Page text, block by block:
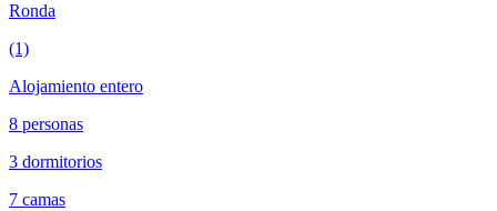
Ronda
(1)
Alojamiento entero
8 personas
3 dormitorios
7 camas